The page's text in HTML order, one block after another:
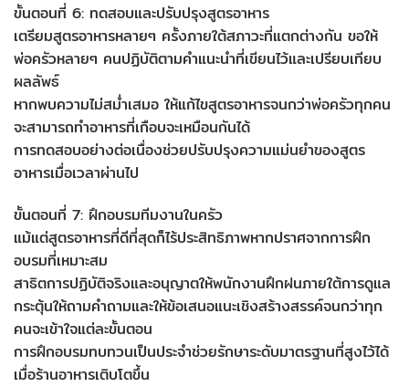
ขั้นตอนที่ 6: ทดสอบและปรับปรุงสูตรอาหาร
เตรียมสูตรอาหารหลายๆ ครั้งภายใต้สภาวะที่แตกต่างกัน ขอให้
พ่อครัวหลายๆ คนปฏิบัติตามคำแนะนำที่เขียนไว้และเปรียบเทียบ
ผลลัพธ์
หากพบความไม่สม่ำเสมอ ให้แก้ไขสูตรอาหารจนกว่าพ่อครัวทุกคน
จะสามารถทำอาหารที่เกือบจะเหมือนกันได้
การทดสอบอย่างต่อเนื่องช่วยปรับปรุงความแม่นยำของสูตร
อาหารเมื่อเวลาผ่านไป
ขั้นตอนที่ 7: ฝึกอบรมทีมงานในครัว
แม้แต่สูตรอาหารที่ดีที่สุดก็ไร้ประสิทธิภาพหากปราศจากการฝึก
อบรมที่เหมาะสม
สาธิตการปฏิบัติจริงและอนุญาตให้พนักงานฝึกฝนภายใต้การดูแล
กระตุ้นให้ถามคำถามและให้ข้อเสนอแนะเชิงสร้างสรรค์จนกว่าทุก
คนจะเข้าใจแต่ละขั้นตอน
การฝึกอบรมทบทวนเป็นประจำช่วยรักษาระดับมาตรฐานที่สูงไว้ได้
เมื่อร้านอาหารเติบโตขึ้น